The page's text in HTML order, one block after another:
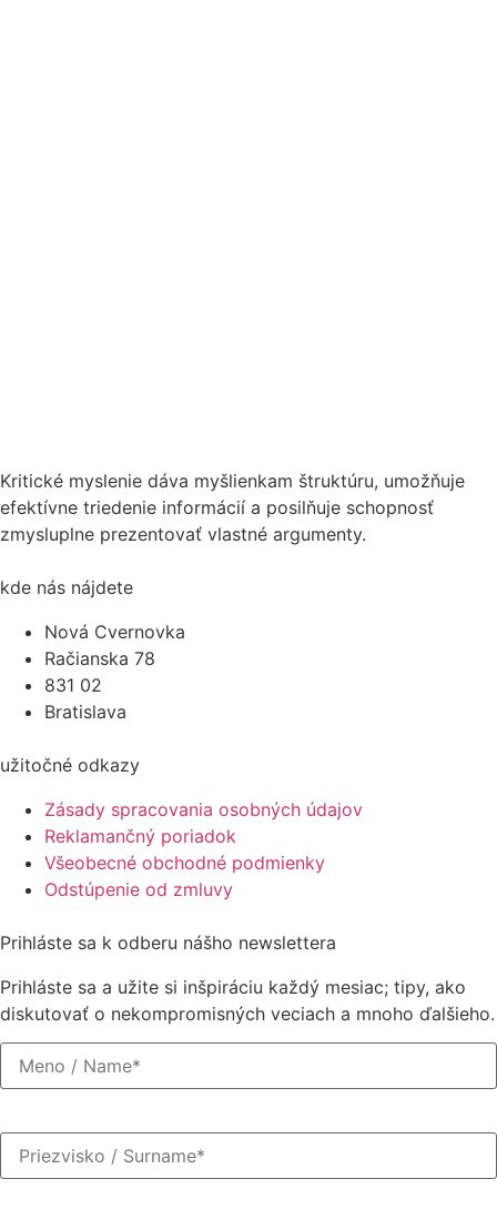
Kritické myslenie dáva myšlienkam štruktúru, umožňuje
efektívne triedenie informácií a posilňuje schopnosť
zmysluplne prezentovať vlastné argumenty.
kde nás nájdete
Nová Cvernovka
Račianska 78
831 02
Bratislava
užitočné odkazy
Zásady spracovania osobných údajov
Reklamančný poriadok
Všeobecné obchodné podmienky
Odstúpenie od zmluvy
Prihláste sa k odberu nášho newslettera
Prihláste sa a užite si inšpiráciu každý mesiac; tipy, ako
diskutovať o nekompromisných veciach a mnoho ďalšieho.